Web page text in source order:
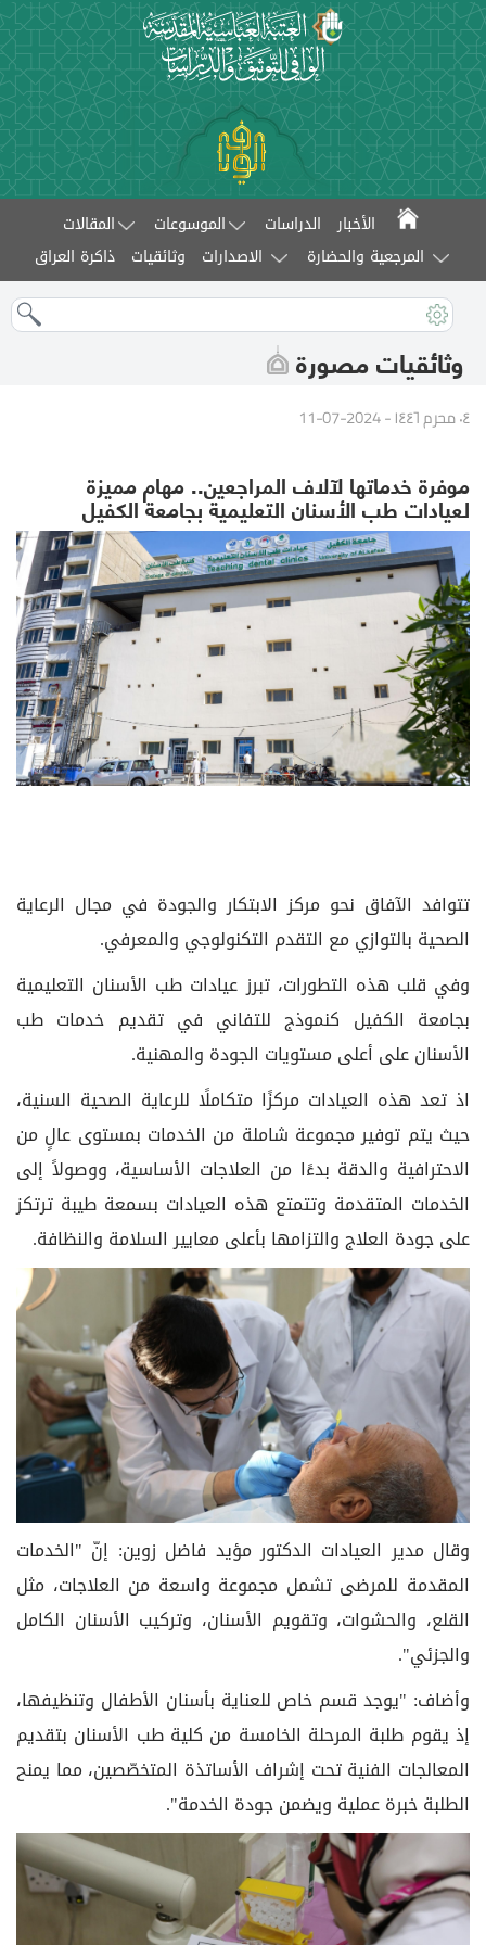
الأخبار الدراسات الموسوعات
المقالات
المرجعية والحضارة
الاصدارات وثائقيات ذاكرة العراق
وثائقيات مصورة
٠٤ محرم ١٤٤٦ - 2024-07-11
موفرة خدماتها لآلاف المراجعين.. مهام مميزة
لعيادات طب الأسنان التعليمية بجامعة الكفيل
تتوافد الآفاق نحو مركز الابتكار والجودة في مجال الرعاية
الصحية بالتوازي مع التقدم التكنولوجي والمعرفي.
وفي قلب هذه التطورات، تبرز عيادات طب الأسنان التعليمية
بجامعة الكفيل كنموذج للتفاني في تقديم خدمات طب
الأسنان على أعلى مستويات الجودة والمهنية.
اذ تعد هذه العيادات مركزًا متكاملًا للرعاية الصحية السنية،
حيث يتم توفير مجموعة شاملة من الخدمات بمستوى عالٍ من
الاحترافية والدقة بدءًا من العلاجات الأساسية، ووصولاً إلى
الخدمات المتقدمة وتتمتع هذه العيادات بسمعة طيبة ترتكز
على جودة العلاج والتزامها بأعلى معايير السلامة والنظافة.
وقال مدير العيادات الدكتور مؤيد فاضل زوين: إنّ "الخدمات
المقدمة للمرضى تشمل مجموعة واسعة من العلاجات، مثل
القلع، والحشوات، وتقويم الأسنان، وتركيب الأسنان الكامل
والجزئي".
وأضاف: "يوجد قسم خاص للعناية بأسنان الأطفال وتنظيفها،
إذ يقوم طلبة المرحلة الخامسة من كلية طب الأسنان بتقديم
المعالجات الفنية تحت إشراف الأساتذة المتخصّصين، مما يمنح
الطلبة خبرة عملية ويضمن جودة الخدمة".